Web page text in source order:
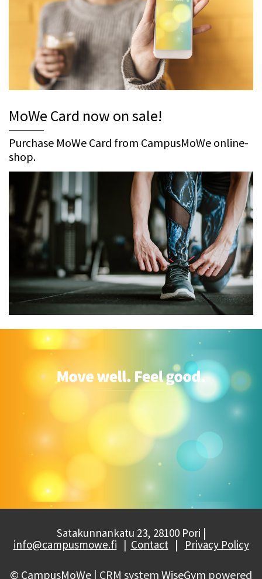
MoWe Card now on sale!
Purchase MoWe Card from CampusMoWe online-
shop.
Satakunnankatu 23, 28100 Pori |
info@campusmowe.fi | Contact | Privacy Policy
© CampusMoWe | CRM system WiseGym powered